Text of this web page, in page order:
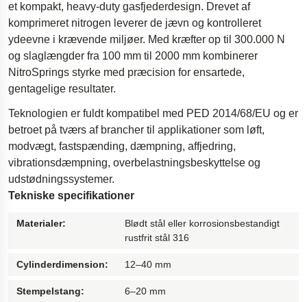
Trådformede komponenter
Trådringe
Gasfjedre i rustfrit stål
Trækkende gasfjedre
Dybtrukne dele
Tallerkenfjedre
Bølgefjederskiver
Stansede dele
Energi
Casestudier
Landingsstel til rumfartøjer
Affjedringsfjedre til lastbiler med høj
Olie- og gasboreudstyr
Polestar 2-affjedring
Gymnastikgulv til gymnastik
Innovativ tilgængelighedsrampe
Motorcykelaffjedring
Legal and
Legal Notice
Accessibility
Content Disclaimer
Kvalitet
et kompakt, heavy-duty gasfjederdesign. Drevet af
komprimeret nitrogen leverer de jævn og kontrolleret
ydeevne i krævende miljøer. Med kræfter op til 300.000 N
og slaglængder fra 100 mm til 2000 mm kombinerer
NitroSprings styrke med præcision for ensartede,
gentagelige resultater.
Teknologien er fuldt kompatibel med PED 2014/68/EU og er
betroet på tværs af brancher til applikationer som løft,
modvægt, fastspænding, dæmpning, affjedring,
vibrationsdæmpning, overbelastningsbeskyttelse og
udstødningssystemer.
Tekniske specifikationer
Materialer:
Blødt stål eller korrosionsbestandigt
rustfrit stål 316
Cylinderdimension: 12–40 mm
Stempelstang: 6–20 mm